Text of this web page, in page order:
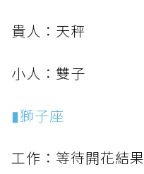
貴人：天秤
小人：雙子
▮獅子座
工作：等待開花結果